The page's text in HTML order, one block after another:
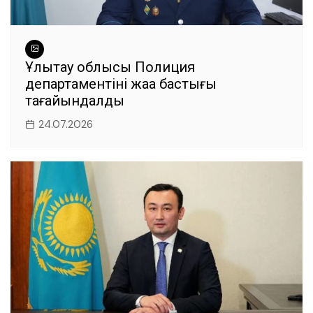
Ұлытау облысы Полиция
департаментінің жаңа бастығы
тағайындалды
24.07.2026